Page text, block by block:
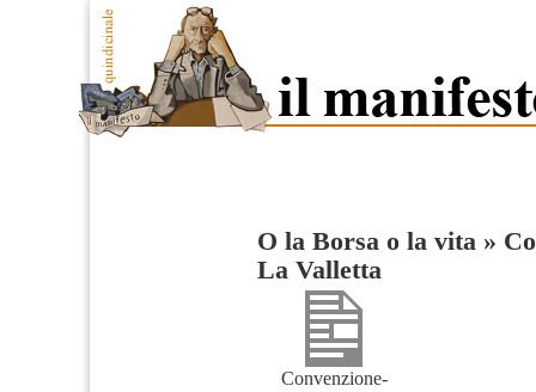
O la Borsa o la vita »
La Valletta
Convenzione-